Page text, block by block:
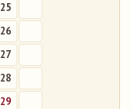
25
26
27
28
29